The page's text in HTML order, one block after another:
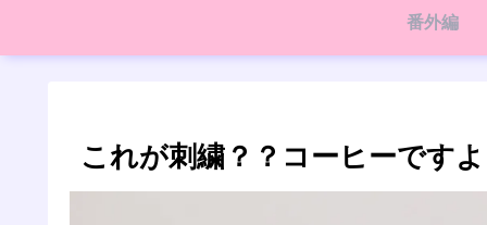
番外編
これが刺繍？？コーヒーですよ